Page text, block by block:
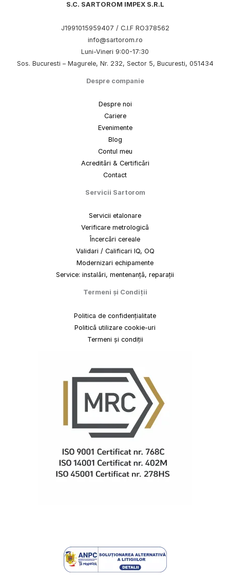
S.C. SARTOROM IMPEX S.R.L
J1991015959407 / C.I.F RO378562
info@sartorom.ro
Luni-Vineri 9:00-17:30
Sos. Bucuresti – Magurele, Nr. 232, Sector 5, Bucuresti, 051434
Despre companie
Despre noi
Cariere
Evenimente
Blog
Contul meu
Acreditări & Certificări
Contact
Servicii Sartorom
Servicii etalonare
Verificare metrologică
Încercări cereale
Validari / Calificari IQ, OQ
Modernizari echipamente
Service: instalări, mentenanță, reparații
Termeni și Condiții
Politica de confidențialitate
Politică utilizare cookie-uri
Termeni și condiții